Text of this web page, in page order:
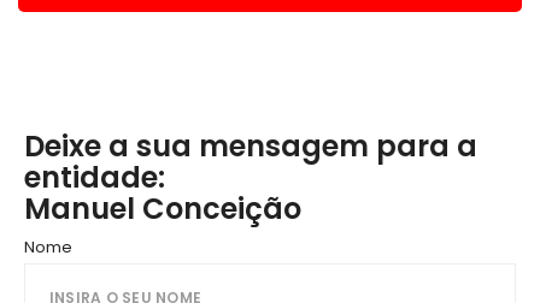
Deixe a sua mensagem para a
entidade:
Manuel Conceição
Nome